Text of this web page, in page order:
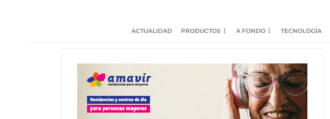
ACTUALIDAD PRODUCTOS A FONDO TECNOLOGÍA